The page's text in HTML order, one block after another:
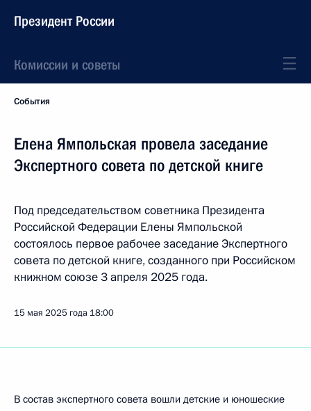
Президент России
Комиссии и советы
События
Елена Ямпольская провела заседание
Экспертного совета по детской книге
Под председательством советника Президента
Российской Федерации Елены Ямпольской
состоялось первое рабочее заседание Экспертного
совета по детской книге, созданного при Российском
книжном союзе 3 апреля 2025 года.
15 мая 2025 года 18:00
В состав экспертного совета вошли детские и юношеские